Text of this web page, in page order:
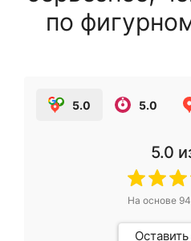
по
5.0 5.0
5.0
На основе